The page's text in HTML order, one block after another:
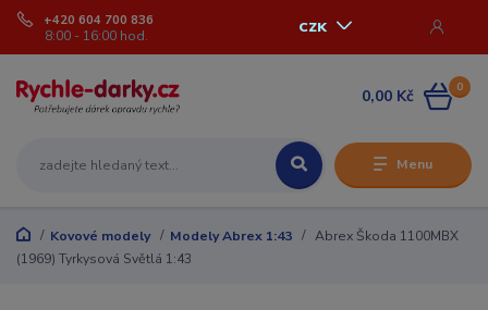
Menu
CZK
+420 604 700 836
8:00 - 16:00 hod.
0
0,00 Kč
Kovové modely Modely Abrex 1:43
Abrex Škoda 1100MBX
(1969) Tyrkysová Světlá 1:43